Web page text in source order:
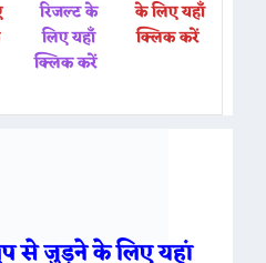
रिजल्ट के
लिए यहाँ
क्लिक करें
के लिए यहाँ
क्लिक करें
से जुड़ने के लिए यहां